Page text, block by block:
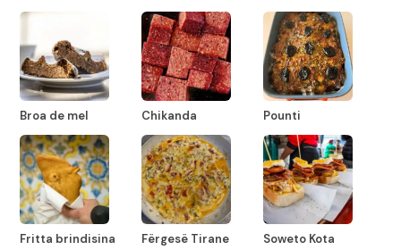
Broa de mel Chikanda Pounti
Fritta brindisina Fërgesë Tirane Soweto Kota